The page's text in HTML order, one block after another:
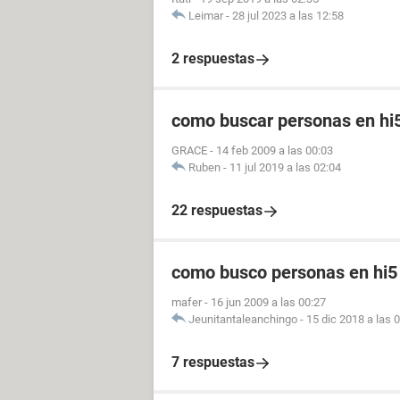
Leimar - 28 jul 2023 a las 12:58
2 respuestas
como buscar personas en
GRACE - 14 feb 2009 a las 00:03
Ruben - 11 jul 2019 a las 02:04
22 respuestas
como busco personas en hi5
mafer - 16 jun 2009 a las 00:27
Jeunitantaleanchingo - 15 dic 2018 a las
7 respuestas